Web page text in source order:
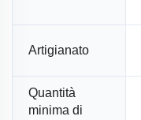
Artigianato
Quantità
minima di